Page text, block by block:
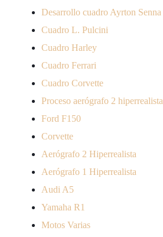
Desarrollo cuadro Ayrton Senna
Cuadro L. Pulcini
Cuadro Harley
Cuadro Ferrari
Cuadro Corvette
Proceso aerógrafo 2 hiperrealista
Ford F150
Corvette
Aerógrafo 2 Hiperrealista
Aerógrafo 1 Hiperrealista
Audi A5
Yamaha R1
Motos Varias